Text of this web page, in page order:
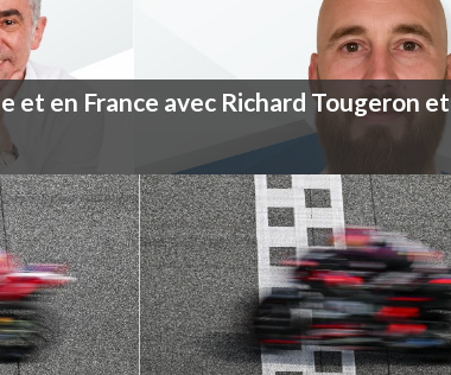
et en France avec Richard Tougeron et